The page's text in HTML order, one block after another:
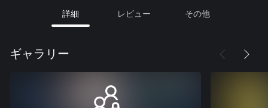
詳細 レビュー その他
ギャラリー